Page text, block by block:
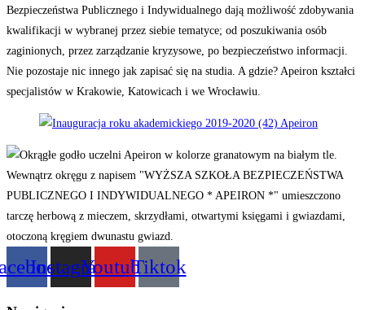
Bezpieczeństwa Publicznego i Indywidualnego dają możliwość zdobywania
kwalifikacji w wybranej przez siebie tematyce; od poszukiwania osób
zaginionych, przez zarządzanie kryzysowe, po bezpieczeństwo informacji.
Nie pozostaje nic innego jak zapisać się na studia. A gdzie? Apeiron kształci
specjalistów w Krakowie, Katowicach i we Wrocławiu.
InstagramYoutubeTiktok